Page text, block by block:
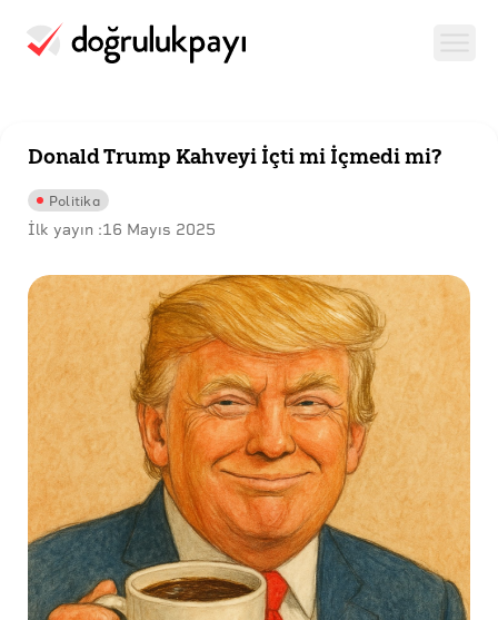
Donald Trump Kahveyi İçti mi İçmedi mi?
Politika
İlk yayın :16 Mayıs 2025